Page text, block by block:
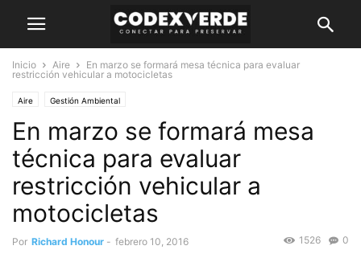
Inicio Aire
En marzo se formará mesa técnica para evaluar
restricción vehicular a motocicletas
Aire Gestión Ambiental
En marzo se formará mesa
técnica para evaluar
restricción vehicular a
motocicletas
Por Richard Honour - febrero 10, 2016 0
1526